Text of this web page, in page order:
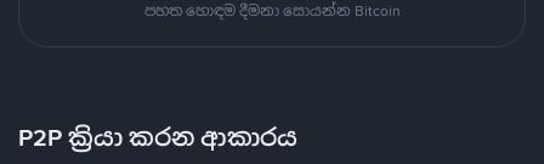
පහත හොඳම දීමනා සොයන්න Bitcoin
P2P ක්‍රියා කරන ආකාරය